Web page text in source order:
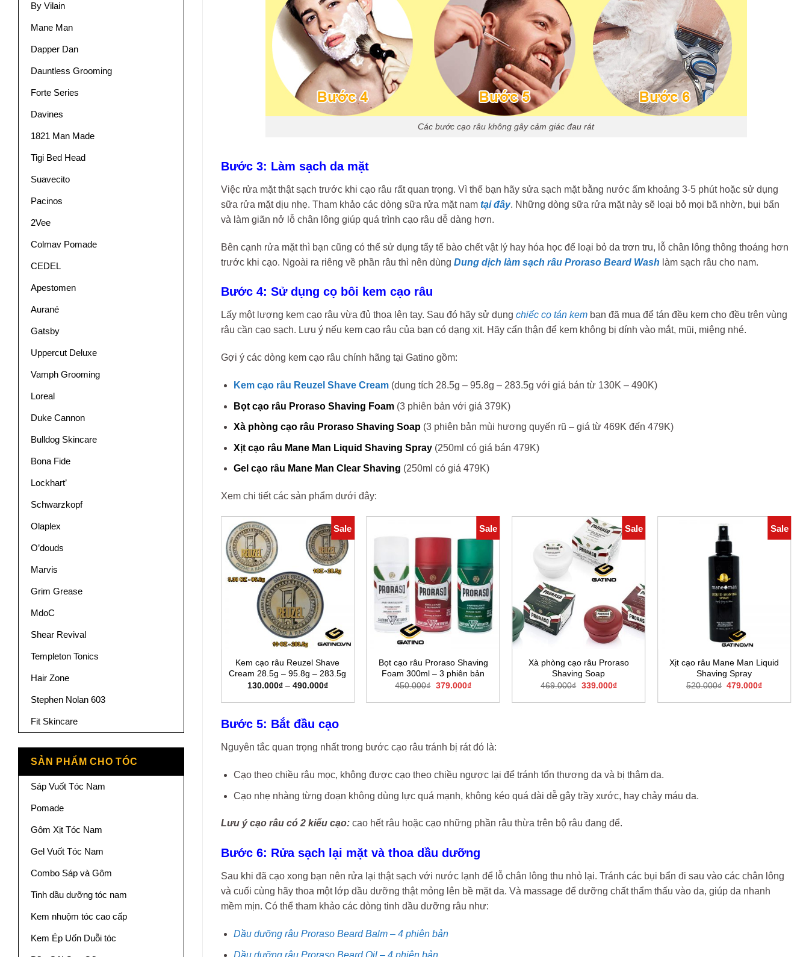
By Vilain
Mane Man
Dapper Dan
Dauntless Grooming
Forte Series
Davines
1821 Man Made
Tigi Bed Head
Suavecito
Pacinos
2Vee
Colmav Pomade
CEDEL
Apestomen
Aurané
Gatsby
Uppercut Deluxe
Vamph Grooming
Loreal
Duke Cannon
Bulldog Skincare
Bona Fide
Lockhart’
Schwarzkopf
Olaplex
O’douds
Marvis
Grim Grease
MdoC
Shear Revival
Templeton Tonics
Hair Zone
Stephen Nolan 603
Fit Skincare
SẢN PHẨM CHO TÓC
Sáp Vuốt Tóc Nam
Pomade
Gôm Xịt Tóc Nam
Gel Vuốt Tóc Nam
Combo Sáp và Gôm
Tinh dầu dưỡng tóc nam
Kem nhuộm tóc cao cấp
Kem Ép Uốn Duỗi tóc
Các bước cạo râu không gây cảm giác đau rát
Bước 3: Làm sạch da mặt
Việc rửa mặt thật sạch trước khi cạo râu rất quan trọng. Vì thế bạn hãy sửa sạch mặt bằng nước ấm khoảng 3-5 phút hoặc sử dụng
sữa rửa mặt dịu nhẹ. Tham khảo các dòng sữa rửa mặt nam tại đây. Những dòng sữa rửa mặt này sẽ loại bỏ mọi bã nhờn, bụi bẩn
và làm giãn nở lỗ chân lông giúp quá trình cạo râu dễ dàng hơn.
Bên cạnh rửa mặt thì bạn cũng có thể sử dụng tẩy tế bào chết vật lý hay hóa học để loại bỏ da trơn tru, lỗ chân lông thông thoáng hơn
trước khi cạo. Ngoài ra riêng về phần râu thì nên dùng Dung dịch làm sạch râu Proraso Beard Wash làm sạch râu cho nam.
Bước 4: Sử dụng cọ bôi kem cạo râu
Lấy một lượng kem cạo râu vừa đủ thoa lên tay. Sau đó hãy sử dụng chiếc cọ tán kem bạn đã mua để tán đều kem cho đều trên vùng
râu cần cạo sạch. Lưu ý nếu kem cạo râu của bạn có dạng xịt. Hãy cẩn thận để kem không bị dính vào mắt, mũi, miệng nhé.
Gợi ý các dòng kem cạo râu chính hãng tại Gatino gồm:
Kem cạo râu Reuzel Shave Cream(dung tích 28.5g – 95.8g – 283.5g với giá bán từ 130K – 490K)
Bọt cạo râu Proraso Shaving Foam(3 phiên bản với giá 379K)
Xà phòng cạo râu Proraso Shaving Soap(3 phiên bản mùi hương quyến rũ – giá từ 469K đến 479K)
Xịt cạo râu Mane Man Liquid Shaving Spray(250ml có giá bán 479K)
Gel cạo râu Mane Man Clear Shaving (250ml có giá 479K)
Xem chi tiết các sản phẩm dưới đây:
Sale
Kem cạo râu Reuzel Shave
Cream 28.5g – 95.8g – 283.5g
130.000₫ – 490.000₫Khoảng
từ
490.000₫
Sale
Bọt cạo râu Proraso Shaving
Foam 300ml – 3 phiên bản
450.000₫ Giá
là:
379.000₫Giá
tại
Sale
Xà phòng cạo râu Proraso
Shaving Soap
469.000₫ Giá
là:
339.000₫Giá
tại
Sale
Xịt cạo râu Mane Man Liquid
Shaving Spray
520.000₫ Giá
là:
479.000₫Giá
tại
Gel cạo râu Mane Man Clear
Bước 5: Bắt đầu cạo
Nguyên tắc quan trọng nhất trong bước cạo râu tránh bị rát đó là:
Cạo theo chiều râu mọc, không được cạo theo chiều ngược lại để tránh tổn thương da và bị thâm da.
Cạo nhẹ nhàng từng đoạn không dùng lực quá mạnh, không kéo quá dài dễ gây trầy xước, hay chảy máu da.
Lưu ý cạo râu có 2 kiểu cạo: cao hết râu hoặc cạo những phần râu thừa trên bộ râu đang để.
Bước 6: Rửa sạch lại mặt và thoa dầu dưỡng
Sau khi đã cạo xong bạn nên rửa lại thật sạch với nước lạnh để lỗ chân lông thu nhỏ lại. Tránh các bụi bẩn đi sau vào các chân lông
và cuối cùng hãy thoa một lớp dầu dưỡng thật mỏng lên bề mặt da. Và massage để dưỡng chất thẩm thấu vào da, giúp da nhanh
mềm mịn. Có thể tham khảo các dòng tinh dầu dưỡng râu như:
Dầu dưỡng râu Proraso Beard Balm – 4 phiên bản
Dầu dưỡng râu Proraso Beard Oil – 4 phiên bản